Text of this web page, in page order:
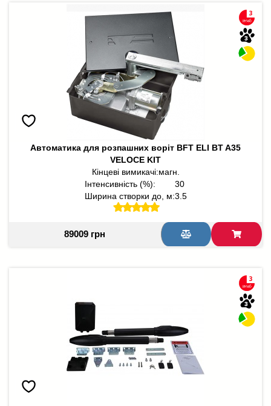
Автоматика для розпашних воріт BFT ELI BT A35
VELOCE KIT
Кінцеві вимикачі:магн.
Інтенсивність (%):
30
Ширина створки до, м:3.5
89009 грн